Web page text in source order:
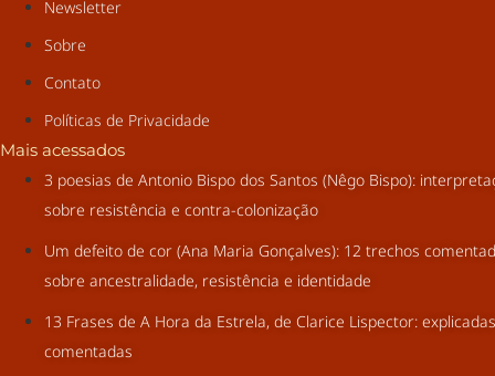
Newsletter
Sobre
Contato
Políticas de Privacidade
Mais acessados
3 poesias de Antonio Bispo dos Santos (Nêgo Bispo):
sobre resistência e contra-colonização
Um defeito de cor (Ana Maria Gonçalves): 12 trechos
sobre ancestralidade, resistência e identidade
13 Frases de A Hora da Estrela, de Clarice Lispector:
comentadas